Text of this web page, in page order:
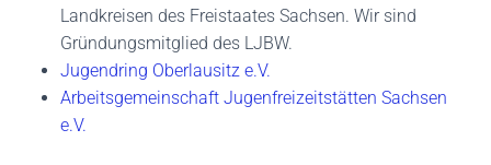
Landkreisen des Freistaates Sachsen. Wir sind
Gründungsmitglied des LJBW.
Jugendring Oberlausitz e.V.
Arbeitsgemeinschaft Jugenfreizeitstätten Sachsen
e.V.